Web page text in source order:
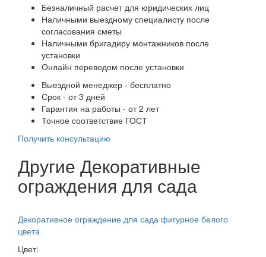
Безналичный расчет для юридических лиц
Наличными выездному специалисту после
согласования сметы
Наличными бригадиру монтажников после
установки
Онлайн переводом после установки
Выездной менеджер - бесплатно
Срок - от 3 дней
Гарантия на работы - от 2 лет
Точное соответствие ГОСТ
Получить консультацию
Другие Декоративные
ограждения для сада
Декоративное ограждение для сада фигурное белого
цвета
Цвет: